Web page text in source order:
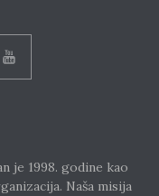
je 1998. godine kao
Naša misija